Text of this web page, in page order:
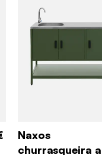
Naxos
churrasqueira a